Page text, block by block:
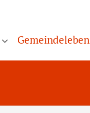
Gemeindeleben